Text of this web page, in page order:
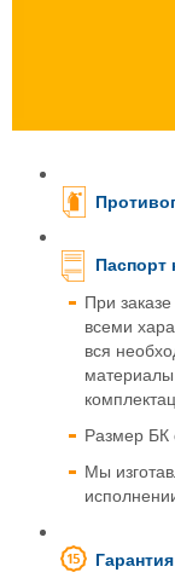
Паспорт
При
всеми
вся
Размер БК
Мы